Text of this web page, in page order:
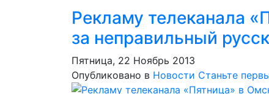
Рекламу телеканала
за неправильный
Пятница, 22 Ноябрь 2013
Опубликовано в Новости Станьте